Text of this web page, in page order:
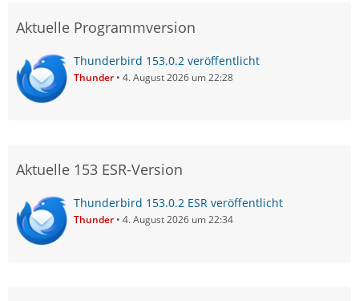
Aktuelle Programmversion
Thunderbird 153.0.2 veröffentlicht
Thunder 4. August 2026 um 22:28
Aktuelle 153 ESR-Version
Thunderbird 153.0.2 ESR veröffentlicht
Thunder 4. August 2026 um 22:34